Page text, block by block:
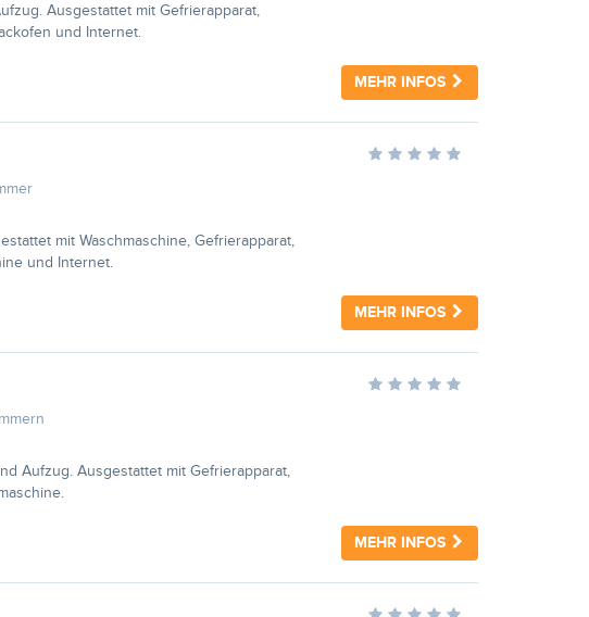
Ausgestattet mit Gefrierapparat,
und Internet.
MEHR INFOS
mit Waschmaschine, Gefrierapparat,
und Internet.
MEHR INFOS
Aufzug. Ausgestattet mit Gefrierapparat,
MEHR INFOS